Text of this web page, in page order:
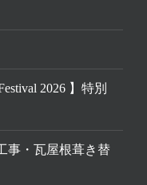
2026 】特別
事・瓦屋根葺き替